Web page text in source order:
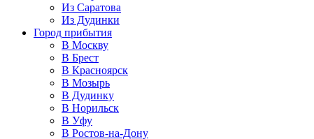
Из Саратова
Из Дудинки
Город прибытия
В Москву
В Брест
В Красноярск
В Мозырь
В Дудинку
В Норильск
В Уфу
В Ростов-на-Дону